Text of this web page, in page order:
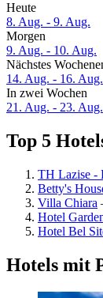
Heute
8. Aug. - 9. Aug.
Morgen
9. Aug. - 10. Aug.
Nächstes
14. Aug. - 16. Aug.
In zwei Wochen
21. Aug. - 23. Aug.
Top 5
TH Lazise -
Betty's
Villa Chiara
Hotel
Hotel Bel
Hotels mit